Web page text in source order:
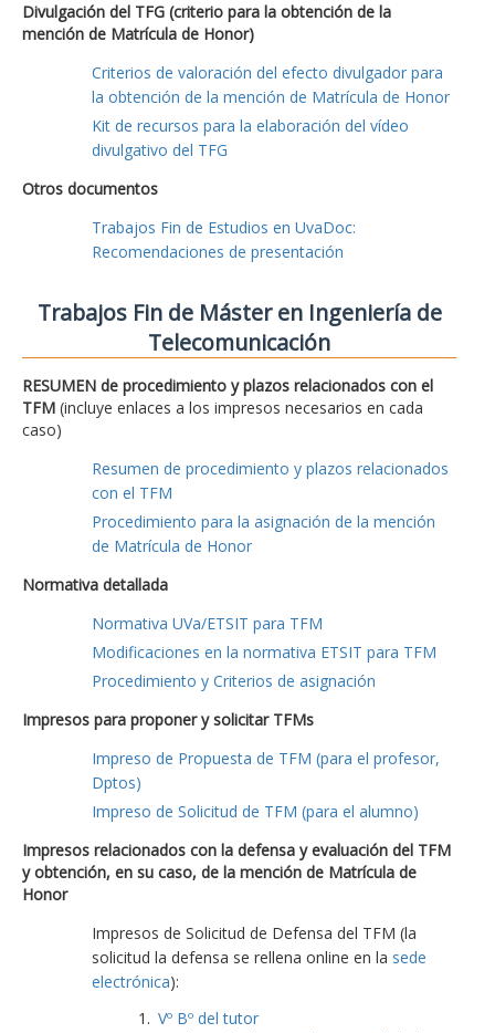
Divulgación del TFG (criterio para la obtención de la
mención de Matrícula de Honor)
Criterios de valoración del efecto divulgador para
la obtención de la mención de Matrícula de Honor
Kit de recursos para la elaboración del vídeo
divulgativo del TFG
Otros documentos
Trabajos Fin de Estudios en UvaDoc:
Recomendaciones de presentación
Trabajos Fin de Máster en Ingeniería de
Telecomunicación
RESUMEN de procedimiento y plazos relacionados con el
TFM (incluye enlaces a los impresos necesarios en cada
caso)
Resumen de procedimiento y plazos relacionados
con el TFM
Procedimiento para la asignación de la mención
de Matrícula de Honor
Normativa detallada
Normativa UVa/ETSIT para TFM
Modificaciones en la normativa ETSIT para TFM
Procedimiento y Criterios de asignación
Impresos para proponer y solicitar TFMs
Impreso de Propuesta de TFM (para el profesor,
Dptos)
Impreso de Solicitud de TFM (para el alumno)
Impresos relacionados con la defensa y evaluación del TFM
y obtención, en su caso, de la mención de Matrícula de
Honor
Impresos de Solicitud de Defensa del TFM (la
solicitud la defensa se rellena online en la sede
electrónica):
Vº Bº del tutor